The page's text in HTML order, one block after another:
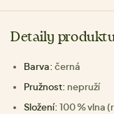
Detaily
Barva: černá
Pružnost: nepruží
Složení: 100 % vlna